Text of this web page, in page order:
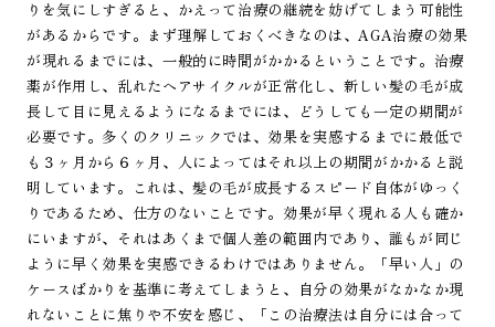
りを気にしすぎると、かえって治療の継続を妨げてしまう可能性
があるからです。まず理解しておくべきなのは、AGA治療の効果
が現れるまでには、一般的に時間がかかるということです。治療
薬が作用し、乱れたヘアサイクルが正常化し、新しい髪の毛が成
長して目に見えるようになるまでには、どうしても一定の期間が
必要です。多くのクリニックでは、効果を実感するまでに最低で
も３ヶ月から６ヶ月、人によってはそれ以上の期間がかかると説
明しています。これは、髪の毛が成長するスピード自体がゆっく
りであるため、仕方のないことです。効果が早く現れる人も確か
にいますが、それはあくまで個人差の範囲内であり、誰もが同じ
ように早く効果を実感できるわけではありません。「早い人」の
ケースばかりを基準に考えてしまうと、自分の効果がなかなか現
れないことに焦りや不安を感じ、「この治療法は自分には合って